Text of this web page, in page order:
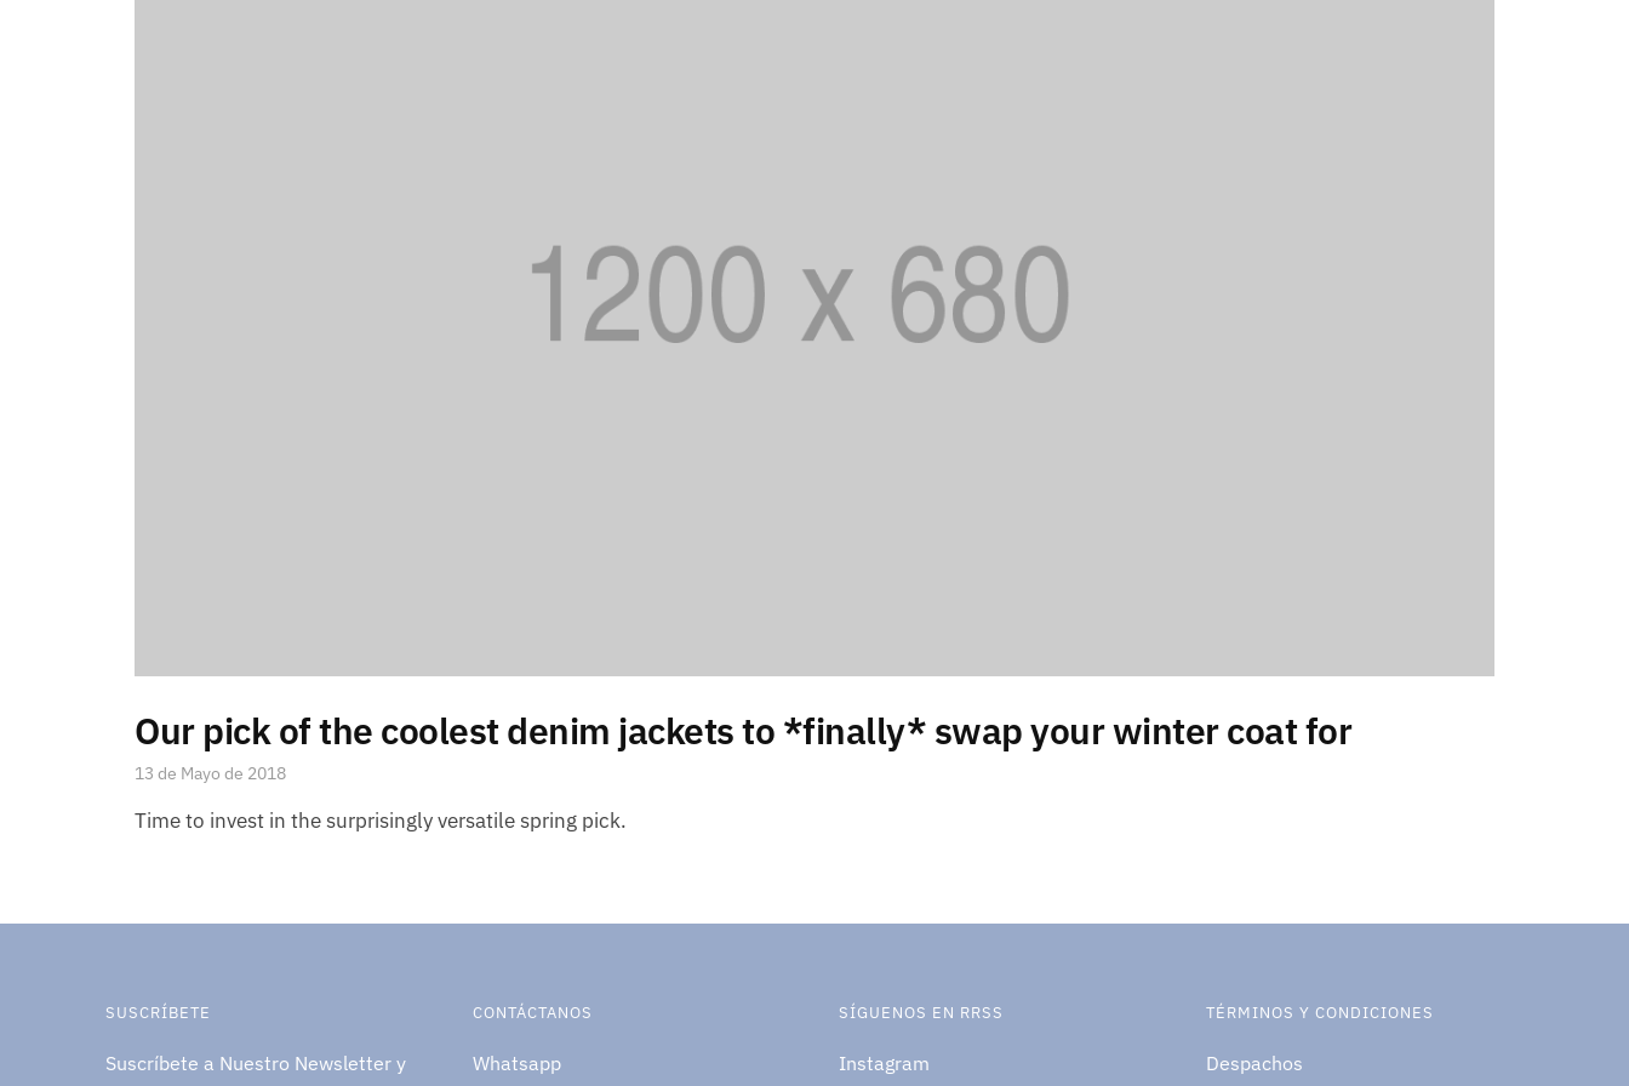
Our pick of the coolest denim jackets to *finally* swap your winter coat for
13 de Mayo de 2018
Time to invest in the surprisingly versatile spring pick.
SUSCRÍBETE
Suscríbete a Nuestro Newsletter y
CONTÁCTANOS
Whatsapp
SÍGUENOS EN RRSS
Instagram
TÉRMINOS Y CONDICIONES
Despachos